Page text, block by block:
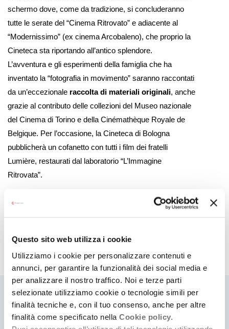
Questo sito web utilizza i cookie
Utilizziamo i cookie per personalizzare contenuti e
annunci, per garantire la funzionalità dei social media e
per analizzare il nostro traffico. Noi e terze parti
selezionate utilizziamo cookie o tecnologie simili per
finalità tecniche e, con il tuo consenso, anche per altre
finalità come specificato nella Cookie policy.
schermo dove, come da tradizione, si concluderanno
tutte le serate del “Cinema Ritrovato” e adiacente al
“Modernissimo” (ex cinema Arcobaleno), che proprio la
Cineteca sta riportando all’antico splendore.
L’avventura e gli esperimenti della famiglia che ha
inventato la “fotografia in movimento” saranno raccontati
da un’eccezionale raccolta di materiali originali, anche
grazie al contributo delle collezioni del Museo nazionale
del Cinema di Torino e della Cinémathèque Royale de
Belgique. Per l’occasione, la Cineteca di Bologna
pubblicherà un cofanetto con tutti i film dei fratelli
Lumière, restaurati dal laboratorio “L’Immagine
Ritrovata”.
Link
Ti
può